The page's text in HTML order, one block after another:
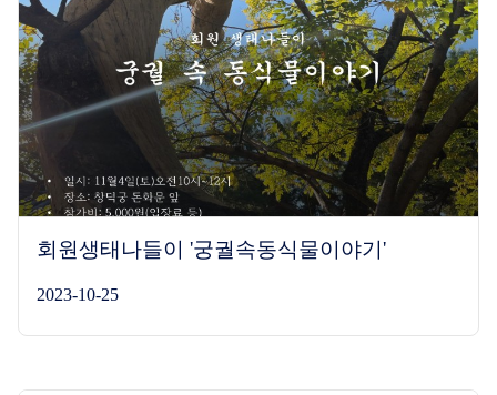
회원생태나들이 '궁궐속동식물이야기'
2023-10-25